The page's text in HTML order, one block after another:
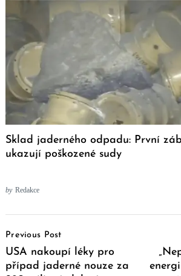
Sklad jaderného odpadu: První
ukazují poškozené sudy
by Redakce
Navigation
Previous Post
USA nakoupí léky pro
případ jaderné nouze za